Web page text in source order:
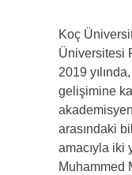
Koç
Üniversitesi
2019
gelişimine
arasındaki
amacıyla iki
Muhammed